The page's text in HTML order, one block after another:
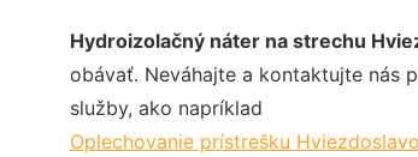
Hydroizolačný náter na strechu
obávať. Neváhajte a kontaktujte nás
služby, ako napríklad
Oplechovanie prístrešku